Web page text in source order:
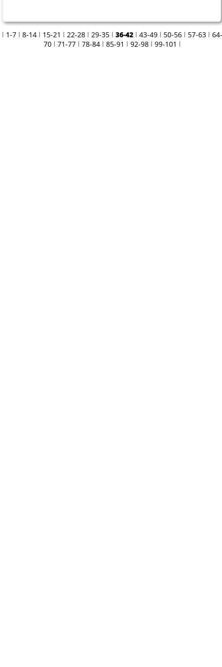
l 1-7 l 8-14 l 15-21 l 22-28 l 29-35 l 36-42 l 43-49 l 50-56 l 57-63 l 64-
70 l 71-77 l 78-84 l 85-91 l 92-98 l 99-101 l